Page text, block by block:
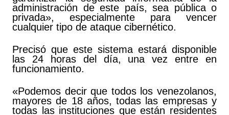
administración de este país, sea pública o
privada», especialmente para vencer
cualquier tipo de ataque cibernético.
Precisó que este sistema estará disponible
las 24 horas del día, una vez entre en
funcionamiento.
«Podemos decir que todos los venezolanos,
mayores de 18 años, todas las empresas y
todas las instituciones que están residentes